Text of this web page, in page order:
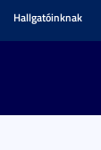
Hallgatóinknak